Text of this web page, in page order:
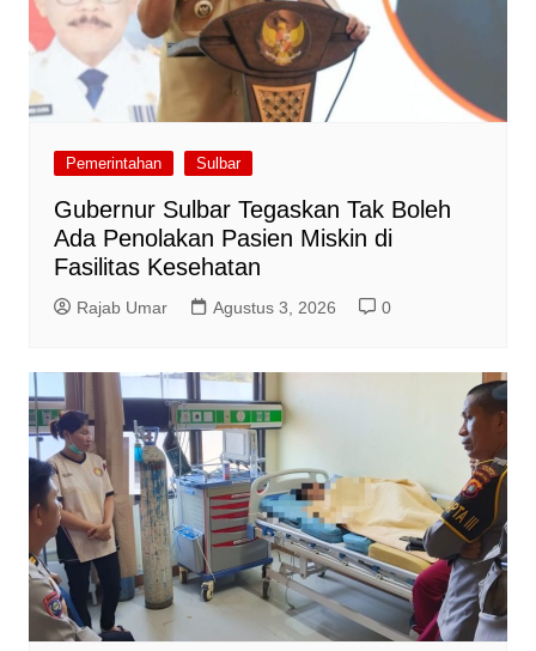
Pemerintahan Sulbar
Gubernur Sulbar Tegaskan Tak Boleh
Ada Penolakan Pasien Miskin di
Fasilitas Kesehatan
Rajab Umar Agustus 3, 2026 0